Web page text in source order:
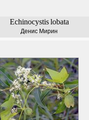
Echinocystis lobata
Денис Мирин